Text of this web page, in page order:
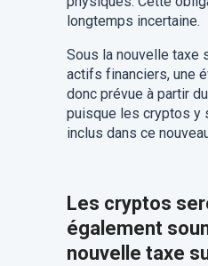
longtemps incertaine.
Sous la nouvelle taxe
actifs financiers, une
donc prévue à partir
puisque les cryptos y
inclus dans ce
Les cryptos
également
nouvelle taxe